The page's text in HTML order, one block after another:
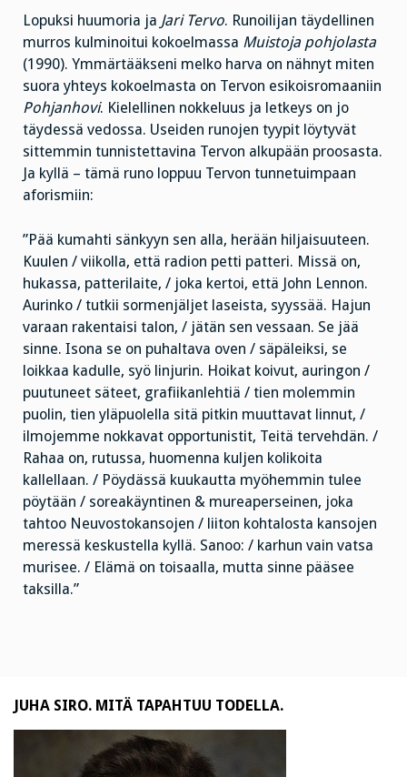
Lopuksi huumoria ja Jari Tervo. Runoilijan täydellinen
murros kulminoitui kokoelmassa Muistoja pohjolasta
(1990). Ymmärtääkseni melko harva on nähnyt miten
suora yhteys kokoelmasta on Tervon esikoisromaaniin
Pohjanhovi. Kielellinen nokkeluus ja letkeys on jo
täydessä vedossa. Useiden runojen tyypit löytyvät
sittemmin tunnistettavina Tervon alkupään proosasta.
Ja kyllä – tämä runo loppuu Tervon tunnetuimpaan
aforismiin:
”Pää kumahti sänkyyn sen alla, herään hiljaisuuteen.
Kuulen / viikolla, että radion petti patteri. Missä on,
hukassa, patterilaite, / joka kertoi, että John Lennon.
Aurinko / tutkii sormenjäljet laseista, syyssää. Hajun
varaan rakentaisi talon, / jätän sen vessaan. Se jää
sinne. Isona se on puhaltava oven / säpäleiksi, se
loikkaa kadulle, syö linjurin. Hoikat koivut, auringon /
puutuneet säteet, grafiikanlehtiä / tien molemmin
puolin, tien yläpuolella sitä pitkin muuttavat linnut, /
ilmojemme nokkavat opportunistit, Teitä tervehdän. /
Rahaa on, rutussa, huomenna kuljen kolikoita
kallellaan. / Pöydässä kuukautta myöhemmin tulee
pöytään / soreakäyntinen & mureaperseinen, joka
tahtoo Neuvostokansojen / liiton kohtalosta kansojen
meressä keskustella kyllä. Sanoo: / karhun vain vatsa
murisee. / Elämä on toisaalla, mutta sinne pääsee
taksilla.”
JUHA SIRO. MITÄ TAPAHTUU TODELLA.